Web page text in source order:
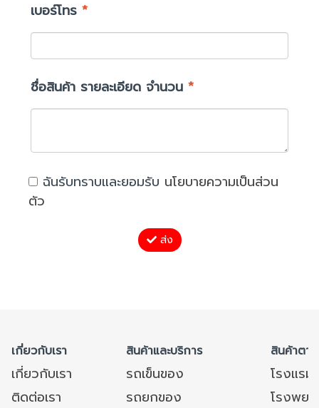
เบอร์โทร *
ชื่อสินค้า รายละเอียด จำนวน *
ฉันรับทราบและยอมรับ นโยบายความเป็นส่วน
ตัว
ส่ง
เกี่ยวกับเรา สินค้าและบริการ สินค้าตา
เกี่ยวกับเรา รถเข็นของ
โรงแร
ติดต่อเรา
รถยกของ
โรงพย